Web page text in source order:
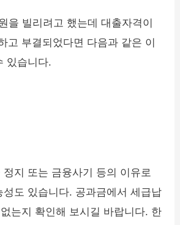
을 빌리려고 했는데 대출자격이
고 부결되었다면 다음과 같은 이
있습니다.
정지 또는 금융사기 등의 이유로
성도 있습니다. 공과금에서 세급납
는지 확인해 보시길 바랍니다. 한